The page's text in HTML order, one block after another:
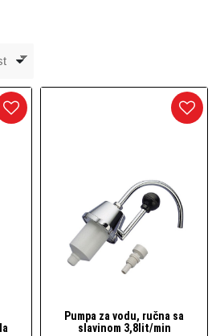
Brzi pogled
Pumpa za vodu, ručna sa
slavinom 3,8lit/min